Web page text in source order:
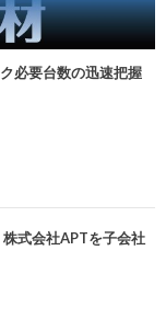
必要台数の迅速把握
式会社APTを子会社